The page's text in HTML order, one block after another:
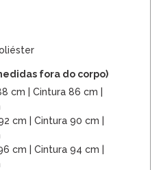
fora do corpo)
cm | Cintura 86 cm |
cm | Cintura 90 cm |
cm | Cintura 94 cm |